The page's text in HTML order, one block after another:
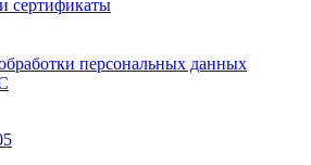
сертификаты
персональных данных